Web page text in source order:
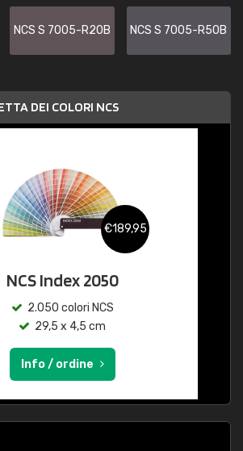
NCS S 7005-R20B NCS S 7005-R50B
DEI COLORI NCS
€189,95
NCS Index 2050
2.050 colori NCS
29,5 x 4,5 cm
Info / ordine